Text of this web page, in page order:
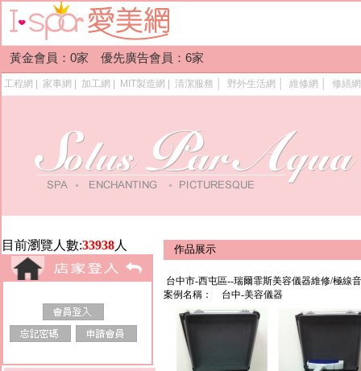
黃金會員：0家 優先廣告會員：6家
工程網 家事網 加工網 MIT製造網 清潔服務 野外生活網 維修網 修繕網
目前瀏覽人數:33938人 作品展示
台中市-西屯區--瑞爾霏斯美容儀器維修/極線
案例名稱：
台中-美容儀器